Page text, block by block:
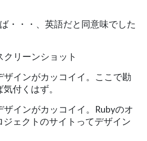
・・・、英語だと同意味でした
クリーンショット
ザインがカッコイイ。ここで勘
付くはず。
ザインがカッコイイ。Rubyのオ
ジェクトのサイトってデザイン